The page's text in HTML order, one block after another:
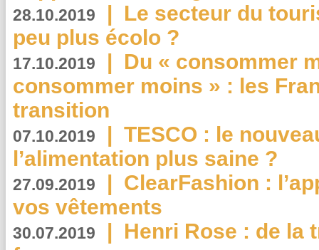
28.10.2019 | Le secteur du
peu plus écolo ?
17.10.2019 | Du « consommer
consommer moins » : les
transition
07.10.2019 | TESCO : le
l’alimentation plus saine ?
27.09.2019 | ClearFashion :
vos vêtements
30.07.2019 | Henri Rose : de la